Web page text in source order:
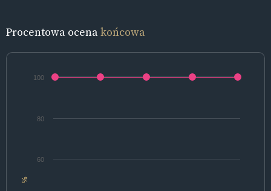
Procentowa ocenakońcowa
%
60
80
100